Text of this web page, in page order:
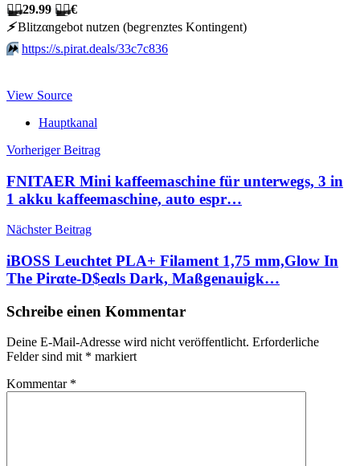
🏴‍☠️29.99 🏴‍☠️€
⚡️Blitzαngеbοt nutzеn (bеgгеnztеs Kοntingеnt)
⏩️ https://s.pirat.deals/33c7c836
View Source
Hauptkanal
Beitragsnavigation
Vorheriger Beitrag
FNITAER Mini kaffeemaschine für unterwegs, 3 in
1 akku kaffeemaschine, auto espr…
Nächster Beitrag
iBOSS Leuchtet PLA+ Filament 1,75 mm,Glow In
The Pirαtе-D$еαls Dark, Maßgenauigk…
Schreibe einen Kommentar
Deine E-Mail-Adresse wird nicht veröffentlicht. Erforderliche
Felder sind mit * markiert
Kommentar *